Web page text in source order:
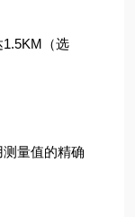
（选
量值的精确